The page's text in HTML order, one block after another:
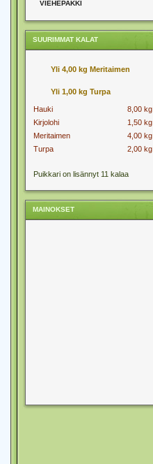
VIEHEPAKKI
SUURIMMAT KALAT
Yli 4,00 kg Meritaimen
Yli 1,00 kg Turpa
Hauki
8,00 kg
Kirjolohi
1,50 kg
Meritaimen
4,00 kg
Turpa
2,00 kg
Puikkari on lisännyt 11 kalaa
MAINOKSET